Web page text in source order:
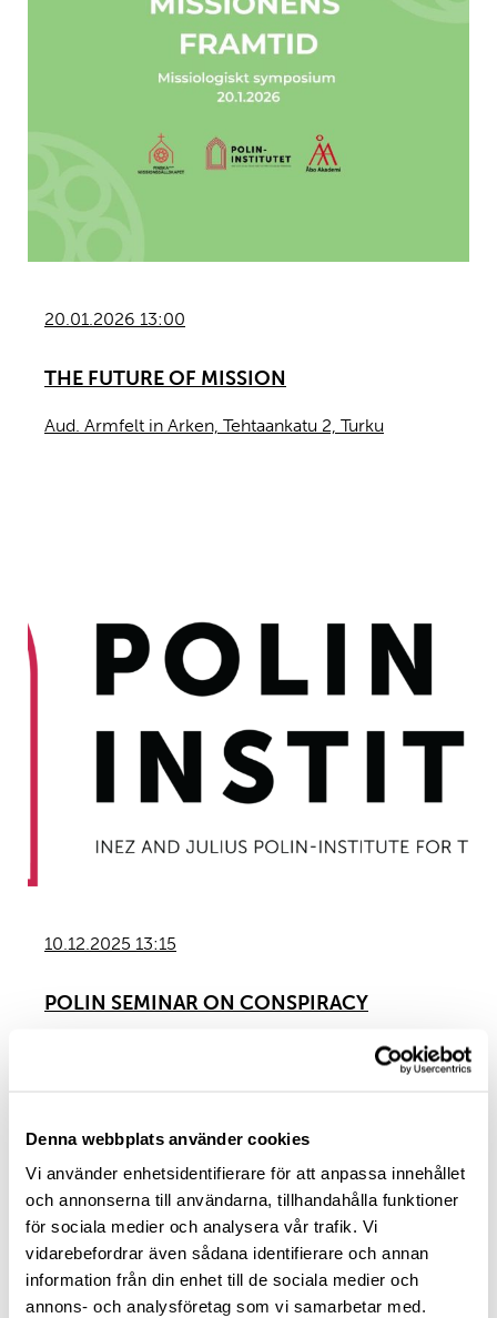
Denna webbplats använder cookies
Vi använder enhetsidentifierare för att anpassa innehållet
och annonserna till användarna, tillhandahålla funktioner
för sociala medier och analysera vår trafik. Vi
vidarebefordrar även sådana identifierare och annan
information från din enhet till de sociala medier och
annons- och analysföretag som vi samarbetar med.
20.01.2026 13:00
THE FUTURE OF MISSION
Aud. Armfelt in Arken, Tehtaankatu 2, Turku
10.12.2025 13:15
POLIN SEMINAR ON CONSPIRACY
Auditorium Theologicum, Annexet, Piispankatu 16